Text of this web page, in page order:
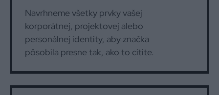
Navrhneme všetky prvky vašej
korporátnej, projektovej alebo
personálnej identity, aby značka
pôsobila presne tak, ako to cítite.